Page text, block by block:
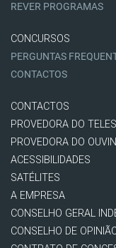
REVER PROGRAMAS
CONCURSOS
PERGUNTAS
CONTACTOS
CONTACTOS
PROVEDORA DO
PROVEDORA DO
ACESSIBILIDADES
SATÉLITES
A EMPRESA
CONSELHO GERAL
CONSELHO DE